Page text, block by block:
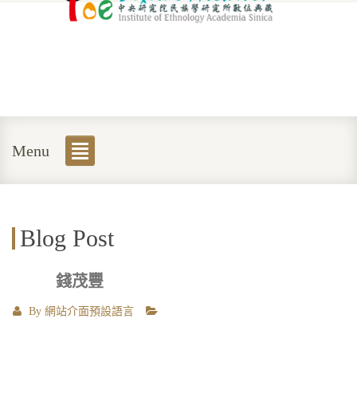
Menu
Blog Post
錢茂豐
By 網站介面預設語言